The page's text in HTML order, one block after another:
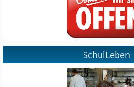
SchulLeben